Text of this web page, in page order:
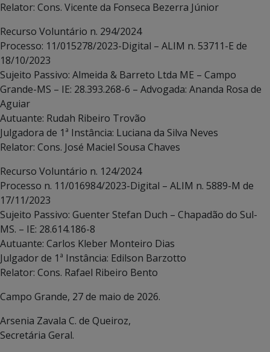
Relator: Cons. Vicente da Fonseca Bezerra Júnior
Recurso Voluntário n. 294/2024
Processo: 11/015278/2023-Digital – ALIM n. 53711-E de
18/10/2023
Sujeito Passivo: Almeida & Barreto Ltda ME – Campo
Grande-MS – IE: 28.393.268-6 – Advogada: Ananda Rosa de
Aguiar
Autuante: Rudah Ribeiro Trovão
Julgadora de 1ª Instância: Luciana da Silva Neves
Relator: Cons. José Maciel Sousa Chaves
Recurso Voluntário n. 124/2024
Processo n. 11/016984/2023-Digital – ALIM n. 5889-M de
17/11/2023
Sujeito Passivo: Guenter Stefan Duch – Chapadão do Sul-
MS. – IE: 28.614.186-8
Autuante: Carlos Kleber Monteiro Dias
Julgador de 1ª Instância: Edilson Barzotto
Relator: Cons. Rafael Ribeiro Bento
Campo Grande, 27 de maio de 2026.
Arsenia Zavala C. de Queiroz,
Secretária Geral.